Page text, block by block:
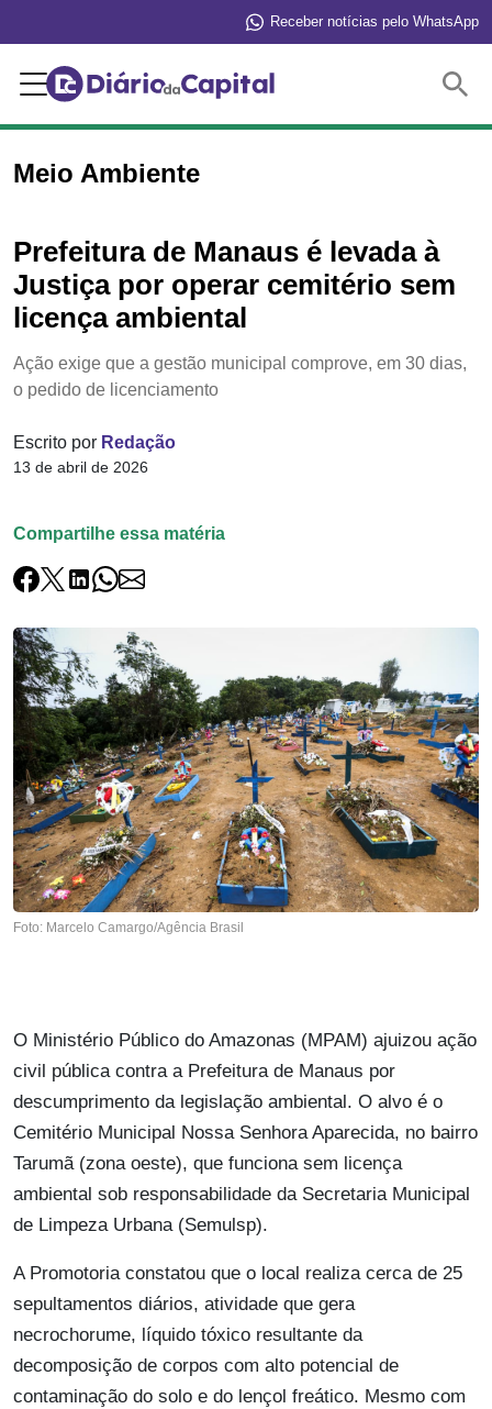
Receber notícias pelo WhatsApp
Meio Ambiente
Prefeitura de Manaus é levada à
Justiça por operar cemitério sem
licença ambiental
Ação exige que a gestão municipal comprove, em 30 dias,
o pedido de licenciamento
Escrito por Redação
13 de abril de 2026
Compartilhe essa matéria
Foto: Marcelo Camargo/Agência Brasil
O Ministério Público do Amazonas (MPAM) ajuizou ação
civil pública contra a Prefeitura de Manaus por
descumprimento da legislação ambiental. O alvo é o
Cemitério Municipal Nossa Senhora Aparecida, no bairro
Tarumã (zona oeste), que funciona sem licença
ambiental sob responsabilidade da Secretaria Municipal
de Limpeza Urbana (Semulsp).
A Promotoria constatou que o local realiza cerca de 25
sepultamentos diários, atividade que gera
necrochorume, líquido tóxico resultante da
decomposição de corpos com alto potencial de
contaminação do solo e do lençol freático. Mesmo com